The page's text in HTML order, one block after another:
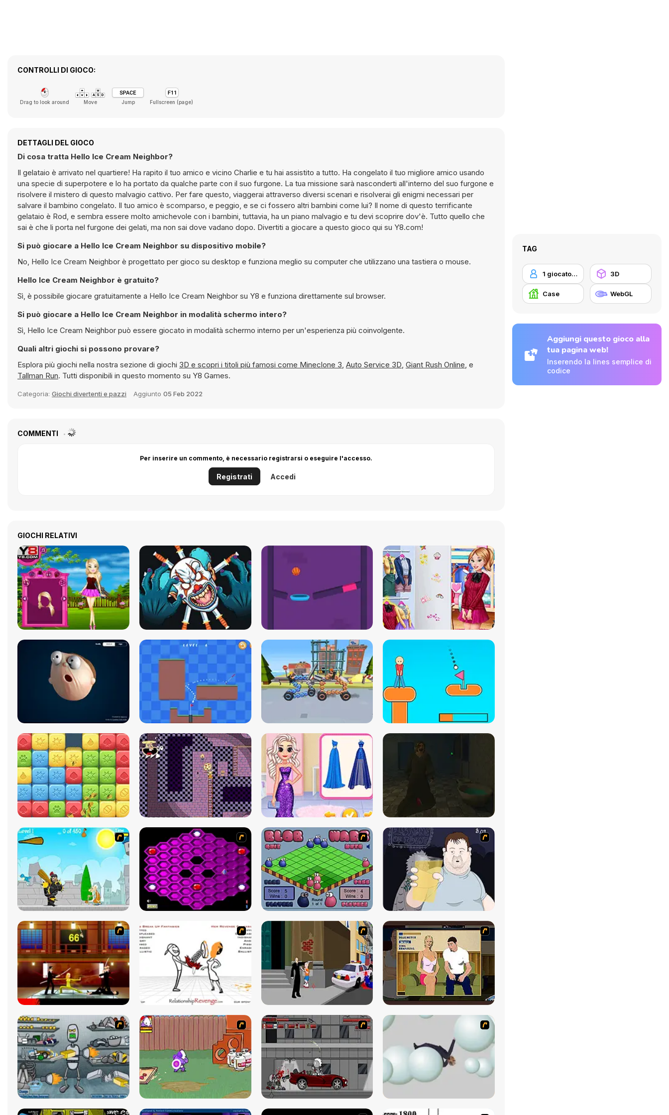
CONTROLLI DI GIOCO:
Drag to look around Move Jump Fullscreen (page)
DETTAGLI DEL GIOCO
Di cosa tratta Hello Ice Cream Neighbor?
Il gelataio è arrivato nel quartiere! Ha rapito il tuo amico e vicino Charlie e tu hai assistito a tutto. Ha congelato il tuo migliore amico usando
una specie di superpotere e lo ha portato da qualche parte con il suo furgone. La tua missione sarà nasconderti all'interno del suo furgone e
risolvere il mistero di questo malvagio cattivo. Per fare questo, viaggerai attraverso diversi scenari e risolverai gli enigmi necessari per
salvare il bambino congelato. Il tuo amico è scomparso, e peggio, e se ci fossero altri bambini come lui? Il nome di questo terrificante
gelataio è Rod, e sembra essere molto amichevole con i bambini, tuttavia, ha un piano malvagio e tu devi scoprire dov'è. Tutto quello che
sai è che li porta nel furgone dei gelati, ma non sai dove vadano dopo. Divertiti a giocare a questo gioco qui su Y8.com!
Si può giocare a Hello Ice Cream Neighbor su dispositivo mobile?
No, Hello Ice Cream Neighbor è progettato per gioco su desktop e funziona meglio su computer che utilizzano una tastiera o mouse.
Hello Ice Cream Neighbor è gratuito?
Sì, è possibile giocare gratuitamente a Hello Ice Cream Neighbor su Y8 e funziona direttamente sul browser.
Si può giocare a Hello Ice Cream Neighbor in modalità schermo intero?
Sì, Hello Ice Cream Neighbor può essere giocato in modalità schermo interno per un'esperienza più coinvolgente.
Quali altri giochi si possono provare?
Esplora più giochi nella nostra sezione di giochi
3D e scopri i titoli più famosi come Mineclone 3, Auto Service 3D, Giant Rush Online, e
Tallman Run. Tutti disponibili in questo momento su Y8 Games.
Categoria: Giochi divertenti e pazzi Aggiunto 05 Feb 2022
COMMENTI
Per inserire un commento, è necessario registrarsi o eseguire l'accesso.
Registrati Accedi
GIOCHI RELATIVI
TAG
1 giocatore 3D
Case WebGL
Aggiungi questo gioco alla
tua pagina web!
Inserendo la lines semplice di
codice